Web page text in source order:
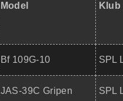
Model Klub
Bf 109G-10 SPL
JAS-39C Gripen SPL